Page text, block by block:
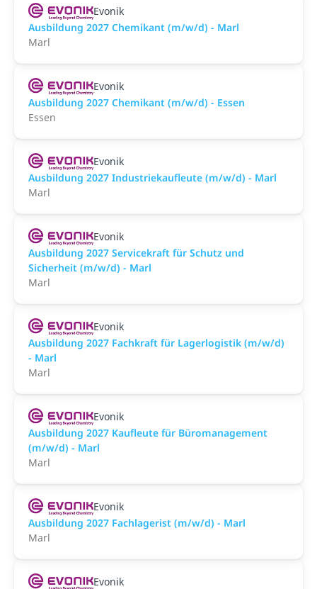
Evonik
Ausbildung 2027 Chemikant (m/w/d) - Marl
Marl
Evonik
Ausbildung 2027 Chemikant (m/w/d) - Essen
Essen
Evonik
Ausbildung 2027 Industriekaufleute (m/w/d) - Marl
Marl
Evonik
Ausbildung 2027 Servicekraft für Schutz und
Sicherheit (m/w/d) - Marl
Marl
Evonik
Ausbildung 2027 Fachkraft für Lagerlogistik (m/w/d)
- Marl
Marl
Evonik
Ausbildung 2027 Kaufleute für Büromanagement
(m/w/d) - Marl
Marl
Evonik
Ausbildung 2027 Fachlagerist (m/w/d) - Marl
Marl
Evonik